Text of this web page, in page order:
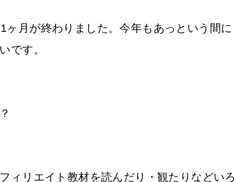
月が終わりました。今年もあっという間に
です。
ィリエイト教材を読んだり・観たりなどいろ